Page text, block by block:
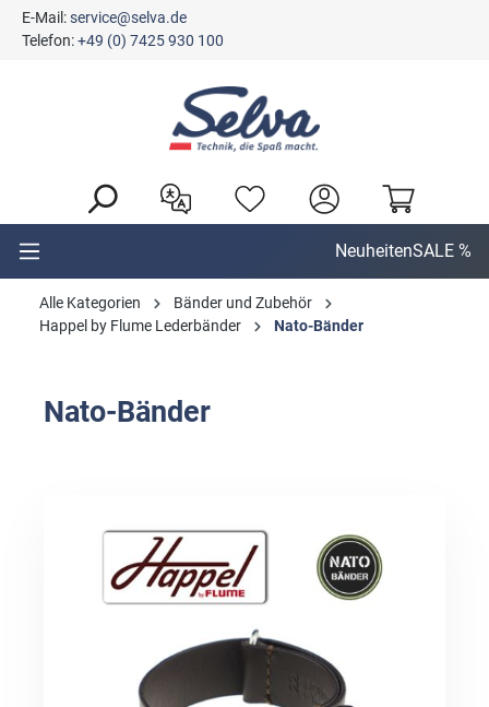
springen
E-Mail:service@selva.de
Telefon:+49 (0) 7425 930 100
NeuheitenSALE %
Alle Kategorien
Bänder und Zubehör
Happel by Flume Lederbänder
Nato-Bänder
Nato-Bänder